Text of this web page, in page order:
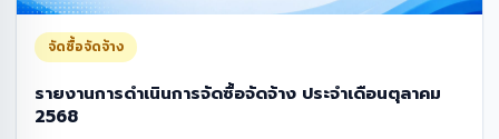
จัดซื้อจัดจ้าง
รายงานการดำเนินการจัดซื้อจัดจ้าง ประจำเดือนตุลาคม
2568